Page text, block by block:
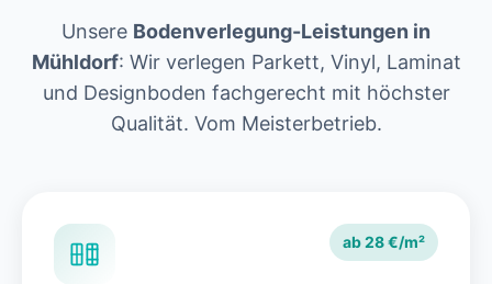
Unsere Bodenverlegung-Leistungen in
Mühldorf: Wir verlegen Parkett, Vinyl, Laminat
und Designboden fachgerecht mit höchster
Qualität. Vom Meisterbetrieb.
ab 28 €/m²